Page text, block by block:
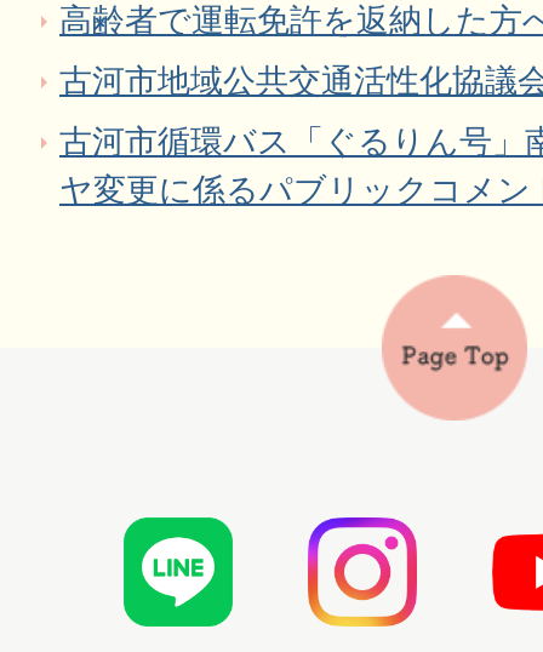
高齢者で運転免許を返納した方
古河市地域公共交通活性化協議
古河市循環バス「ぐるりん号」
ヤ変更に係るパブリックコメン